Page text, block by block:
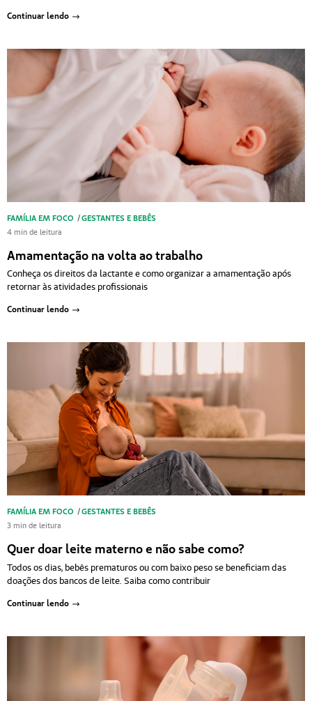
Continuar lendo
FAMÍLIA EM FOCO /GESTANTES E BEBÊS
4 min de leitura
Amamentação na volta ao trabalho
Conheça os direitos da lactante e como organizar a amamentação após
retornar às atividades profissionais
Continuar lendo
FAMÍLIA EM FOCO /GESTANTES E BEBÊS
3 min de leitura
Quer doar leite materno e não sabe como?
Todos os dias, bebês prematuros ou com baixo peso se beneficiam das
doações dos bancos de leite. Saiba como contribuir
Continuar lendo